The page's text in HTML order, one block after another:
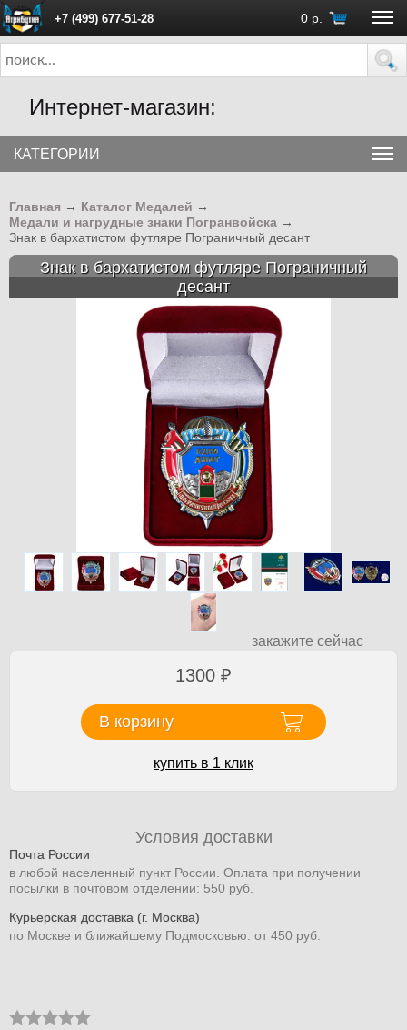
+7 (499) 677-51-28 0 р.
ПН - ПТ с 10:00 до 18:00 (Москва)
Интернет-магазин:
КАТЕГОРИИ
Главная → Каталог Медалей →
Медали и нагрудные знаки Погранвойска →
Знак в бархатистом футляре Пограничный десант
Знак в бархатистом футляре Пограничный
десант
закажите сейчас
1300 ₽
В корзину
купить в 1 клик
Условия доставки
Почта России
в любой населенный пункт России. Оплата при получении
посылки в почтовом отделении: 550 руб.
Курьерская доставка (г. Москва)
по Москве и ближайшему Подмосковью: от 450 руб.